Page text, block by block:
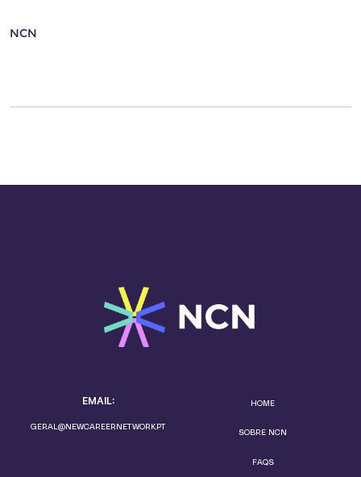
NCN
EMAIL:
GERAL@NEWCAREERNETWORK.PT
HOME
SOBRE NCN
FAQS